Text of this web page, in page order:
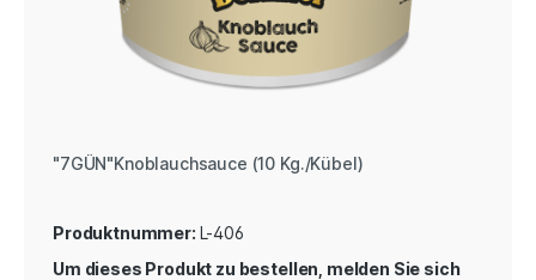
"7GÜN"Knoblauchsauce (10 Kg./Kübel)
Produktnummer: L-406
Um dieses Produkt zu bestellen, melden Sie sich